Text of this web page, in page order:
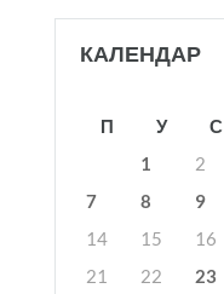
КАЛЕНДАР
П У С
1
2
7
8 9
14
15 16
21
22 23